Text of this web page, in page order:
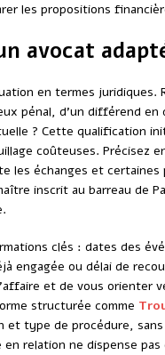
les propositions
avocat
en termes juridiques.
pénal, d’un différend en
? Cette qualification
coûteuses. Précisez
les échanges et certaines
inscrit au barreau de
clés : dates des
engagée ou délai de
et de vous orienter
structurée comme
et type de procédure,
relation ne dispense